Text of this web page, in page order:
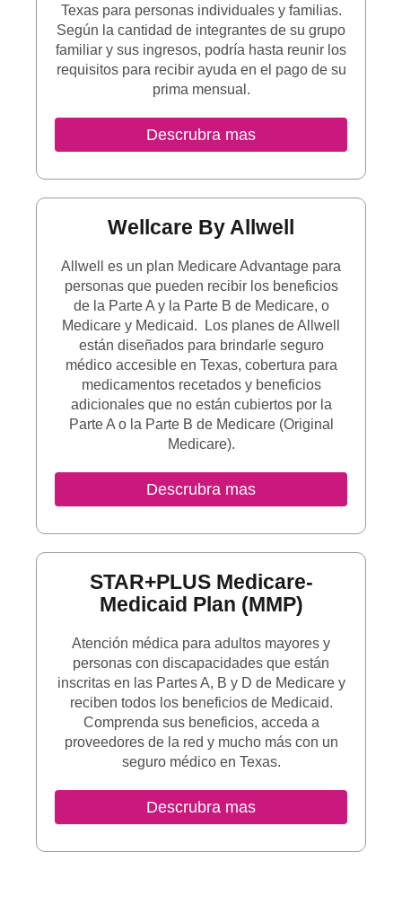
Texas para personas individuales y familias.
Según la cantidad de integrantes de su grupo
familiar y sus ingresos, podría hasta reunir los
requisitos para recibir ayuda en el pago de su
prima mensual.
Descrubra masSitio Externo
Wellcare By Allwell
Allwell es un plan Medicare Advantage para
personas que pueden recibir los beneficios
de la Parte A y la Parte B de Medicare, o
Medicare y Medicaid. Los planes de Allwell
están diseñados para brindarle seguro
médico accesible en Texas, cobertura para
medicamentos recetados y beneficios
adicionales que no están cubiertos por la
Parte A o la Parte B de Medicare (Original
Medicare).
Descrubra masSitio Externo
STAR+PLUS Medicare-
Medicaid Plan (MMP)
Atención médica para adultos mayores y
personas con discapacidades que están
inscritas en las Partes A, B y D de Medicare y
reciben todos los beneficios de Medicaid.
Comprenda sus beneficios, acceda a
proveedores de la red y mucho más con un
seguro médico en Texas.
Descrubra masSitio Externo